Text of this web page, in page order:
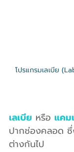
โปรแกรมเลเบีย
เลเบีย หรือ แคม
ปากช่องคลอด ซึ่
ต่างกันไป